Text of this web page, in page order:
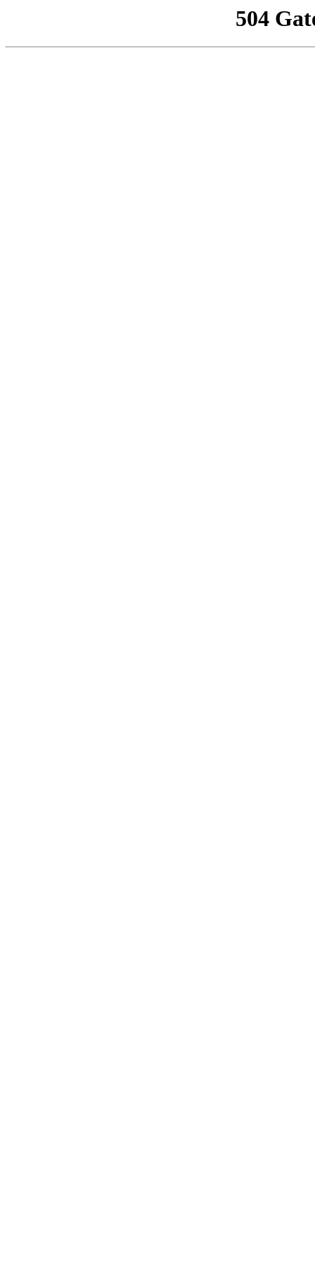
504